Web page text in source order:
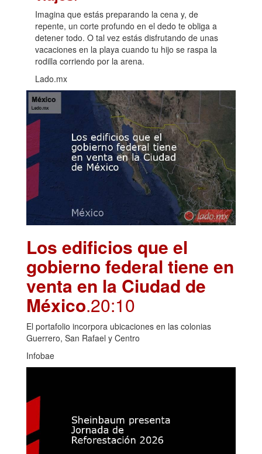
Imagina que estás preparando la cena y, de
repente, un corte profundo en el dedo te obliga a
detener todo. O tal vez estás disfrutando de unas
vacaciones en la playa cuando tu hijo se raspa la
rodilla corriendo por la arena.
Lado.mx
Los edificios que el
gobierno federal tiene en
venta en la Ciudad de
México.20:10
El portafolio incorpora ubicaciones en las colonias
Guerrero, San Rafael y Centro
Infobae